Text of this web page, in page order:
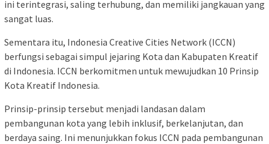
ini terintegrasi, saling terhubung, dan memiliki jangkauan yang
sangat luas.
Sementara itu, Indonesia Creative Cities Network (ICCN)
berfungsi sebagai simpul jejaring Kota dan Kabupaten Kreatif
di Indonesia. ICCN berkomitmen untuk mewujudkan 10 Prinsip
Kota Kreatif Indonesia.
Prinsip-prinsip tersebut menjadi landasan dalam
pembangunan kota yang lebih inklusif, berkelanjutan, dan
berdaya saing. Ini menunjukkan fokus ICCN pada pembangunan